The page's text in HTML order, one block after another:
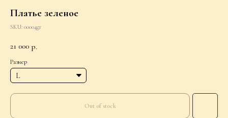
Платье зеленое
SKU: 00004gr
21 000 р.
Размер
Out of stock